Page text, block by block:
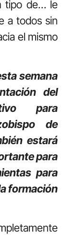
tipo de… le
a todos sin
el mismo
semana
del
para
de
estará
para
para
formación